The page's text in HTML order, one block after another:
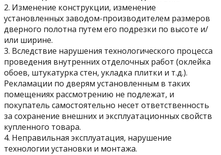
2. Изменение конструкции, изменение
установленных заводом-производителем размеров
дверного полотна путем его подрезки по высоте и/
или ширине.
3. Вследствие нарушения технологического процесса
проведения внутренних отделочных работ (оклейка
обоев, штукатурка стен, укладка плитки и т.д.).
Рекламации по дверям установленным в таких
помещениях рассмотрению не подлежат, и
покупатель самостоятельно несет ответственность
за сохранение внешних и эксплуатационных свойств
купленного товара.
4. Неправильная эксплуатация, нарушение
технологии установки и монтажа.